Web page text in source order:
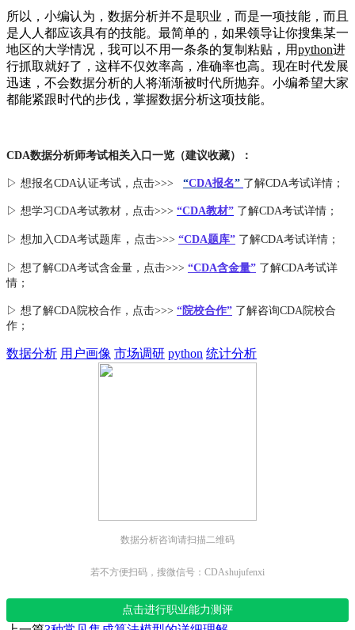
所以，小编认为，数据分析并不是职业，而是一项技能，而且
是人人都应该具有的技能。最简单的，如果领导让你搜集某一
地区的大学情况，我可以不用一条条的复制粘贴，用python进
行抓取就好了，这样不仅效率高，准确率也高。现在时代发展
迅速，不会数据分析的人将渐渐被时代所抛弃。小编希望大家
都能紧跟时代的步伐，掌握数据分析这项技能。
CDA数据分析师考试相关入口一览（建议收藏）：
▷ 想报名CDA认证考试，点击>>> “CDA报名” 了解CDA考试详情；
▷ 想学习CDA考试教材，点击>>> “CDA教材” 了解CDA考试详情；
▷ 想加入CDA考试题库 ， 点击>>> “CDA题库” 了解CDA考试详情；
▷ 想了解CDA考试含金量 ，点击>>> “CDA含金量” 了解CDA考试详
情；
▷ 想了解CDA院校合作 ，点击>>> “院校合作” 了解咨询CDA院校合
作；
数据分析 用户画像 市场调研 python 统计分析
数据分析咨询请扫描二维码
若不方便扫码，搜微信号：CDAshujufenxi
点击进行职业能力测评